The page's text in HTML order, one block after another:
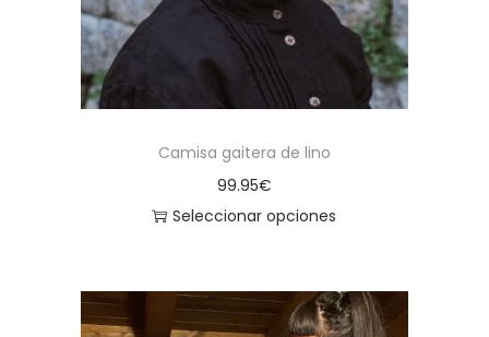
Camisa gaitera de lino
99.95€
Seleccionar opciones